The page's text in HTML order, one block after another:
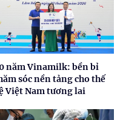
năm Vinamilk: bền bỉ
sóc nền tảng cho thế
Việt Nam tương lai